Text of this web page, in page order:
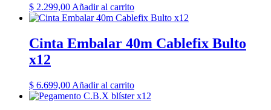
$ 2.299,00 Añadir al carrito
Cinta Embalar 40m Cablefix Bulto
x12
$ 6.699,00 Añadir al carrito